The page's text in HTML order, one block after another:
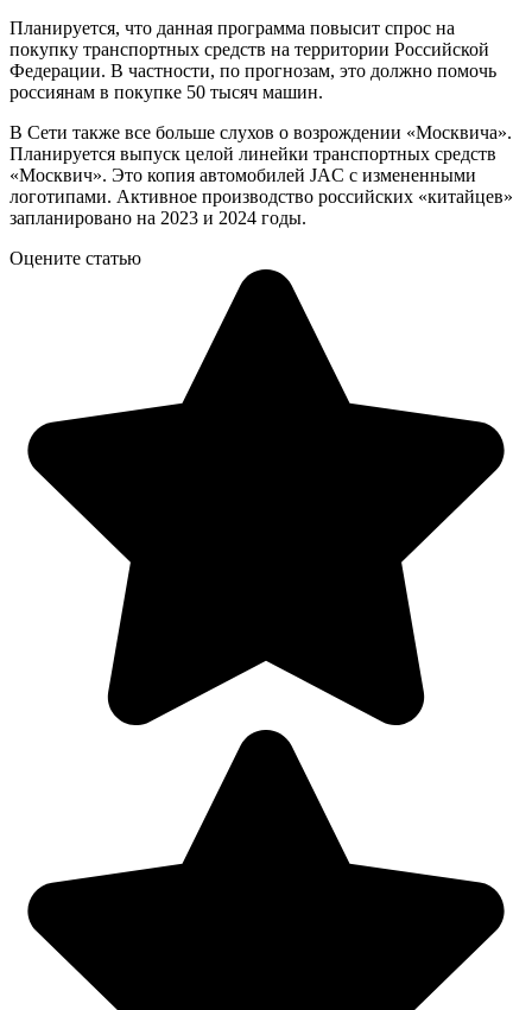
Планируется, что данная программа повысит спрос на
покупку транспортных средств на территории Российской
Федерации. В частности, по прогнозам, это должно помочь
россиянам в покупке 50 тысяч машин.
В Сети также все больше слухов о возрождении «Москвича».
Планируется выпуск целой линейки транспортных средств
«Москвич». Это копия автомобилей JAC с измененными
логотипами. Активное производство российских «китайцев»
запланировано на 2023 и 2024 годы.
Оцените статью